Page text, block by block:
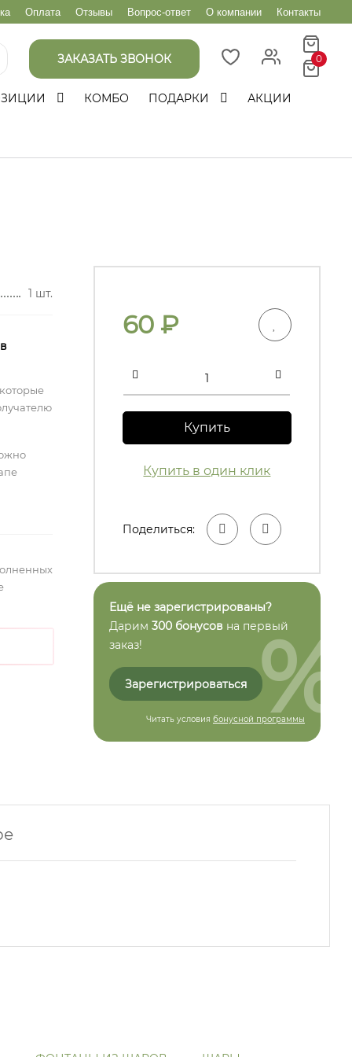
Оплата Отзывы Вопрос-ответ О компании Контакты
ЗАКАЗАТЬ ЗВОНОК 0
КОМБО ПОДАРКИ АКЦИИ
1 шт.
60₽
Купить
Купить в один клик
Поделиться:
Ещё не зарегистрированы?
Дарим 300 бонусов на первый
заказ!
Зарегистрироваться
Читать условия бонусной программы
%